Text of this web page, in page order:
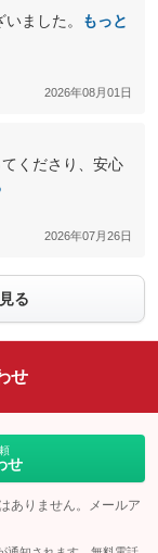
ました。
もっと
2026年08月01日
くださり、安心
2026年07月26日
る
せ
せ
ありません。メールア